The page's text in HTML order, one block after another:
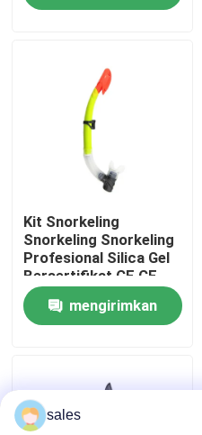
Tur Pabrik
Hubungi kami
kasus
Permintaan Penawaran
Kacamata Safety Goggles
Kit Snorkeling
Snorkeling Snorkeling
Profesional Silica Gel
Bersertifikat CE CE
mengirimkan
sales